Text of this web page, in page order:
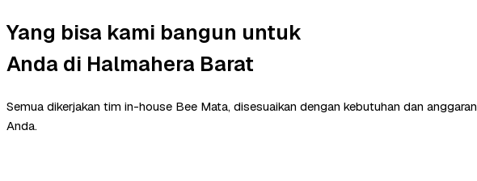
Yang bisa kami bangun untuk
Anda di Halmahera Barat
Semua dikerjakan tim in-house Bee Mata, disesuaikan dengan kebutuhan dan anggaran
Anda.